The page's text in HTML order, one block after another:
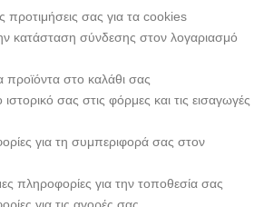
προτιμήσεις σας για τα cookies
κατάσταση σύνδεσης στον λογαριασμό
προϊόντα στο καλάθι σας
σας στις φόρμες και τις εισαγωγές
για τη συμπεριφορά σας στον
πληροφορίες για την τοποθεσία σας